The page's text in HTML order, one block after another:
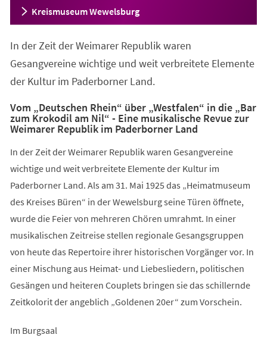
Kreismuseum Wewelsburg
In der Zeit der Weimarer Republik waren
Gesangvereine wichtige und weit verbreitete Elemente
der Kultur im Paderborner Land.
Vom „Deutschen Rhein“ über „Westfalen“ in die „Bar
zum Krokodil am Nil“ - Eine musikalische Revue zur
Weimarer Republik im Paderborner Land
In der Zeit der Weimarer Republik waren Gesangvereine
wichtige und weit verbreitete Elemente der Kultur im
Paderborner Land. Als am 31. Mai 1925 das „Heimatmuseum
des Kreises Büren“ in der Wewelsburg seine Türen öffnete,
wurde die Feier von mehreren Chören umrahmt. In einer
musikalischen Zeitreise stellen regionale Gesangsgruppen
von heute das Repertoire ihrer historischen Vorgänger vor. In
einer Mischung aus Heimat- und Liebesliedern, politischen
Gesängen und heiteren Couplets bringen sie das schillernde
Zeitkolorit der angeblich „Goldenen 20er“ zum Vorschein.
Im Burgsaal